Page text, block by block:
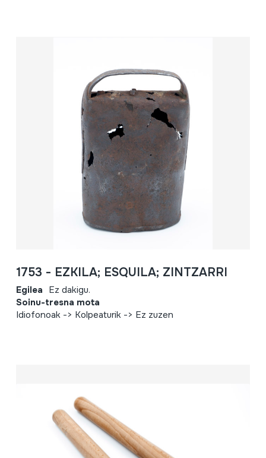
1753 - EZKILA; ESQUILA; ZINTZARRI
Egilea Ez dakigu.
Soinu-tresna mota
Idiofonoak -> Kolpeaturik -> Ez zuzen